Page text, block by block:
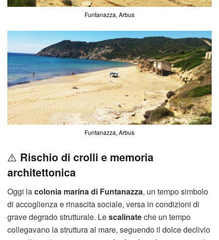
Funtanazza, Arbus
Funtanazza, Arbus
⚠️ Rischio di crolli e memoria
architettonica
Oggi lacolonia marina di Funtanazza, un tempo simbolo
di accoglienza e rinascita sociale, versa in condizioni di
grave degrado strutturale. Lescalinateche un tempo
collegavano la struttura al mare, seguendo il dolce declivio